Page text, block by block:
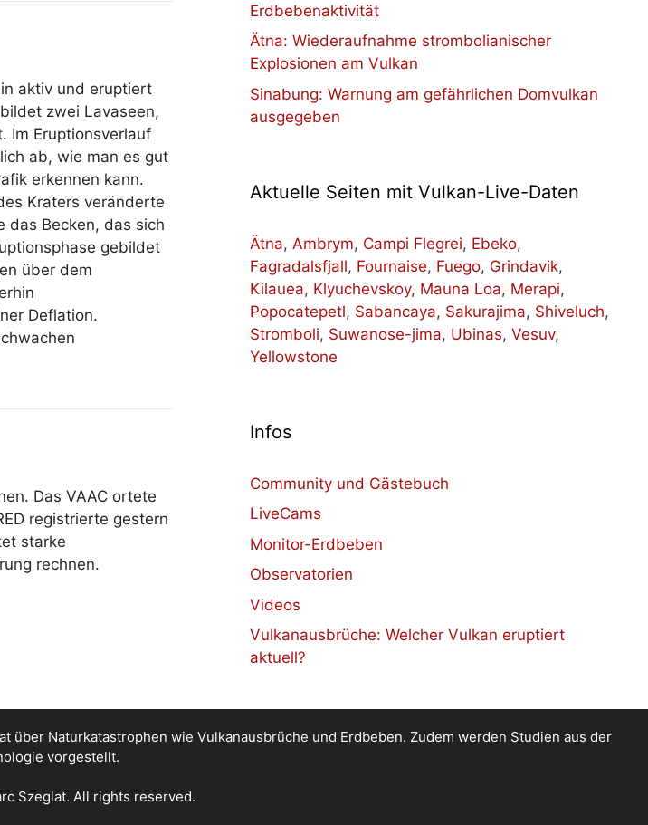
aktiv und eruptiert
zwei Lavaseen,
Im Eruptionsverlauf
ab, wie man es gut
erkennen kann.
Kraters veränderte
das Becken, das sich
gebildet
über dem
Deflation.
Das VAAC ortete
registrierte gestern
starke
rechnen.
Erdbebenaktivität
Ätna: Wiederaufnahme strombolianischer
Explosionen am Vulkan
Sinabung: Warnung am gefährlichen Domvulkan
ausgegeben
Aktuelle Seiten mit Vulkan-Live-Daten
Ätna, Ambrym, Campi Flegrei, Ebeko,
Fagradalsfjall, Fournaise, Fuego, Grindavik,
Kilauea, Klyuchevskoy, Mauna Loa, Merapi,
Popocatepetl, Sabancaya, Sakurajima, Shiveluch,
Stromboli, Suwanose-jima, Ubinas, Vesuv,
Yellowstone
Infos
Community und Gästebuch
LiveCams
Monitor-Erdbeben
Observatorien
Videos
Vulkanausbrüche: Welcher Vulkan eruptiert
aktuell?
Naturkatastrophen wie Vulkanausbrüche und Erdbeben. Zudem werden Studien aus der
vorgestellt.
Szeglat. All rights reserved.